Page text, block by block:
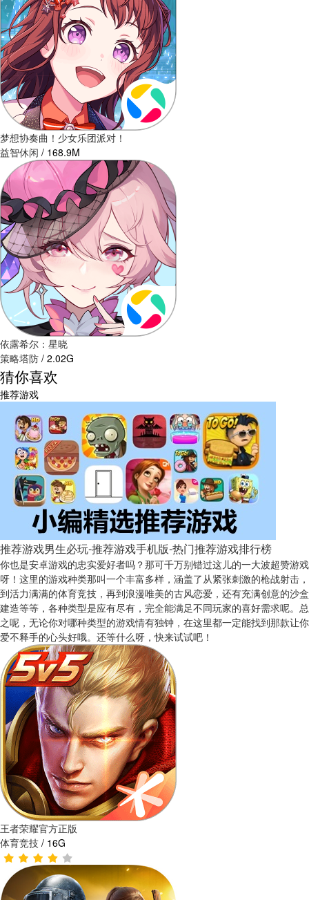
梦想协奏曲！少女乐团派对！
益智休闲 / 168.9M
依露希尔：星晓
策略塔防 / 2.02G
猜你喜欢
推荐游戏
推荐游戏男生必玩-推荐游戏手机版-热门推荐游戏排行榜
你也是安卓游戏的忠实爱好者吗？那可千万别错过这儿的一大波超赞游戏
呀！这里的游戏种类那叫一个丰富多样，涵盖了从紧张刺激的枪战射击，
到活力满满的体育竞技，再到浪漫唯美的古风恋爱，还有充满创意的沙盒
建造等等，各种类型是应有尽有，完全能满足不同玩家的喜好需求呢。总
之呢，无论你对哪种类型的游戏情有独钟，在这里都一定能找到那款让你
爱不释手的心头好哦。还等什么呀，快来试试吧！
王者荣耀官方正版
体育竞技 / 16G